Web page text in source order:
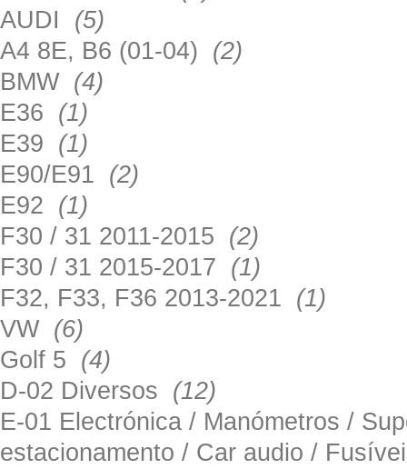
AUDI (5)
A4 8E, B6 (01-04) (2)
BMW (4)
E36 (1)
E39 (1)
E90/E91 (2)
E92 (1)
F30 / 31 2011-2015 (2)
F30 / 31 2015-2017 (1)
F32, F33, F36 2013-2021 (1)
VW (6)
Golf 5 (4)
D-02 Diversos (12)
E-01 Electrónica / Manómetros /
estacionamento / Car audio /